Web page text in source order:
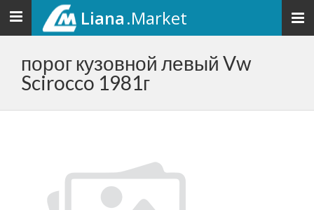
Toggle
navigation
Liana.Market
порог кузовной левый Vw
Scirocco 1981г